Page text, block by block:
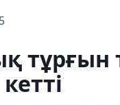
тұрғын